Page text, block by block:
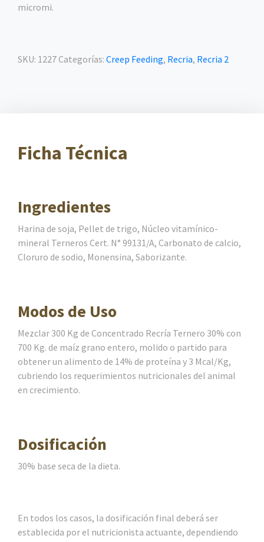
micromi.
SKU: 1227Categorías: Creep Feeding, Recria, Recria 2
Ficha Técnica
Ingredientes
Harina de soja, Pellet de trigo, Núcleo vitamínico-
mineral Terneros Cert. N° 99131/A, Carbonato de calcio,
Cloruro de sodio, Monensina, Saborizante.
Modos de Uso
Mezclar 300 Kg de Concentrado Recría Ternero 30% con
700 Kg. de maíz grano entero, molido o partido para
obtener un alimento de 14% de proteína y 3 Mcal/Kg,
cubriendo los requerimientos nutricionales del animal
en crecimiento.
Dosificación
30% base seca de la dieta.
En todos los casos, la dosificación final deberá ser
establecida por el nutricionista actuante, dependiendo